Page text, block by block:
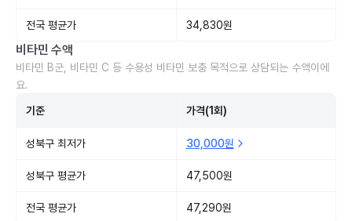
전국 평균가 34,830원
비타민 수액
비타민 B군, 비타민 C 등 수용성 비타민 보충 목적으로 상담되는 수액이에
요.
기준 가격(1회)
성북구 최저가 30,000원
성북구 평균가 47,500원
전국 평균가 47,290원